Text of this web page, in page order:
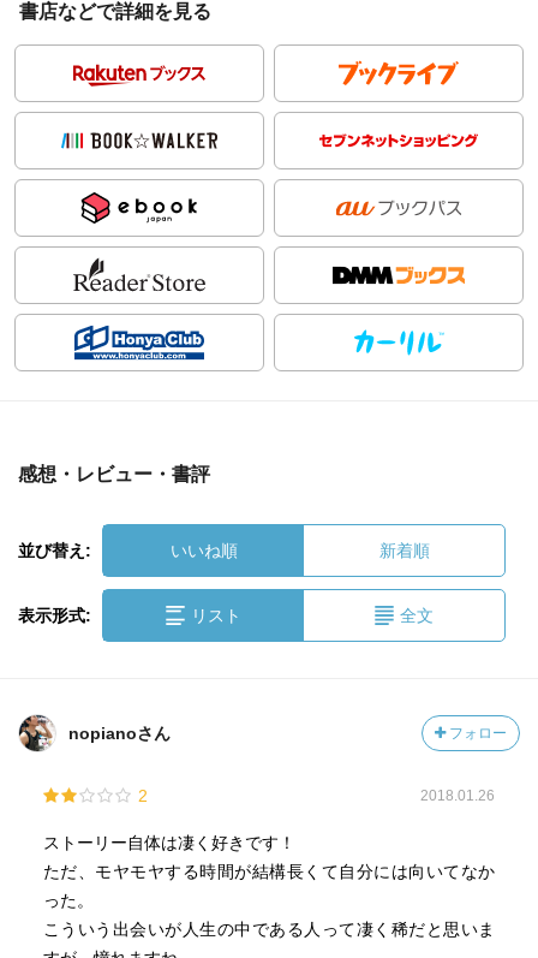
書店などで詳細を見る
感想・レビュー・書評
並び替え: いいね順 新着順
表示形式: リスト 全文
nopianoさん フォロー
2 2018.01.26
ストーリー自体は凄く好きです！
ただ、モヤモヤする時間が結構長くて自分には向いてなか
った。
こういう出会いが人生の中である人って凄く稀だと思いま